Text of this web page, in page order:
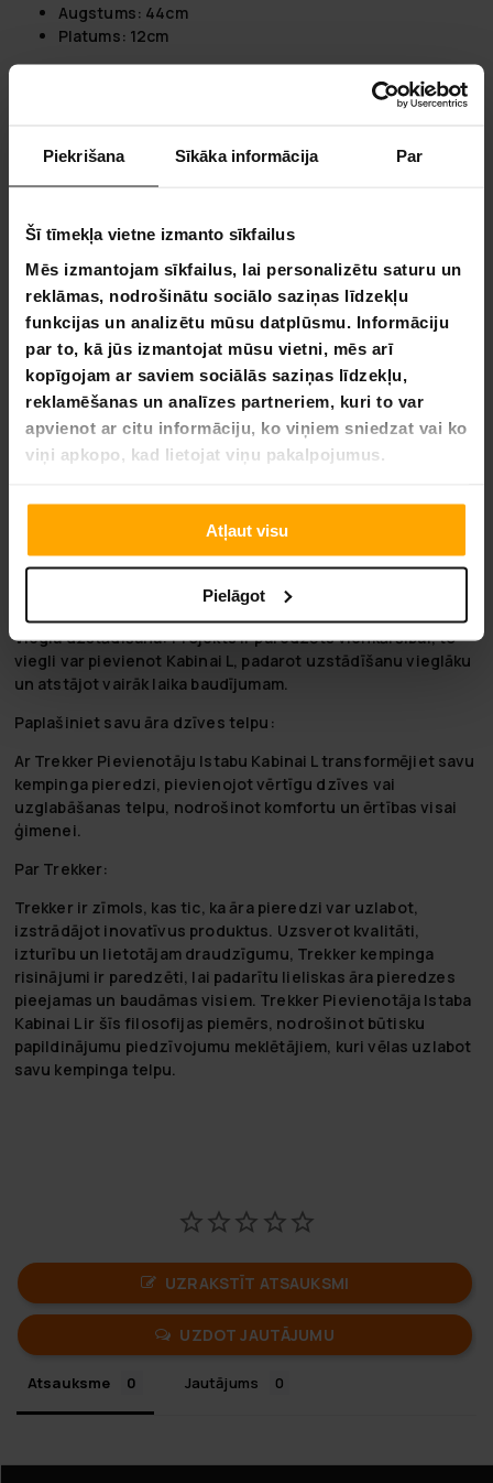
Piekrišana Sīkāka informācija Par
Šī tīmekļa vietne izmanto sīkfailus
Mēs izmantojam sīkfailus, lai personalizētu saturu un
reklāmas, nodrošinātu sociālo saziņas līdzekļu
funkcijas un analizētu mūsu datplūsmu. Informāciju
par to, kā jūs izmantojat mūsu vietni, mēs arī
kopīgojam ar saviem sociālās saziņas līdzekļu,
reklamēšanas un analīzes partneriem, kuri to var
apvienot ar citu informāciju, ko viņiem sniedzat vai ko
viņi apkopo, kad lietojat viņu pakalpojumus.
Atļaut visu
Pielāgot
Augstums: 44cm
Platums: 12cm
nodrošina papildu
braucienus ērtākus.
Labā patvērums saulainās dienās:
Aizsargā no vēja vējainos laika apstākļos:
vēja barjera, piedāvājot stabilāku un komfortablāku
vidi.
Viegli iekļūt teltī, kad līst:nodrošina vieglu un sausu
piekļuvi teltij, uzlabojot ērtības slapjos laika apstākļos.
Paplašināt telpu āra kempingam:palielina
izmantojamo telpu, padarot to ideālu uz ilgāku laiku
paliekamām lielākām grupām.
Kāpēc izvēlēties Trekker Pievienotāju Istabu Kabinai L:
Plašas dizaina: unikālais konusveida dizains maksimizē
Laikapstākļu izturīgs:Izgatavots no 420D Oksfords
auduma, šī pievienotā istaba ir izturīga pret dažādiem
laikapstākļiem, nodrošinot izturību un uzticamību.
Viegla uzstādīšana:Projekts ir paredzēts vienkāršībai, to
viegli var pievienot Kabinai L, padarot uzstādīšanu vieglāku
un atstājot vairāk laika baudījumam.
Paplašiniet savu āra dzīves telpu:
Ar Trekker Pievienotāju Istabu Kabinai L transformējiet savu
kempinga pieredzi, pievienojot vērtīgu dzīves vai
uzglabāšanas telpu, nodrošinot komfortu un ērtības visai
ģimenei.
Par Trekker:
Trekker ir zīmols, kas tic, ka āra pieredzi var uzlabot,
izstrādājot inovatīvus produktus. Uzsverot kvalitāti,
izturību un lietotājam draudzīgumu, Trekker kempinga
risinājumi ir paredzēti, lai padarītu lieliskas āra pieredzes
pieejamas un baudāmas visiem. Trekker Pievienotāja Istaba
Kabinai L ir šīs filosofijas piemērs, nodrošinot būtisku
papildinājumu piedzīvojumu meklētājiem, kuri vēlas uzlabot
savu kempinga telpu.
UZRAKSTĪT ATSAUKSMI
UZDOT JAUTĀJUMU
Atsauksme Jautājums